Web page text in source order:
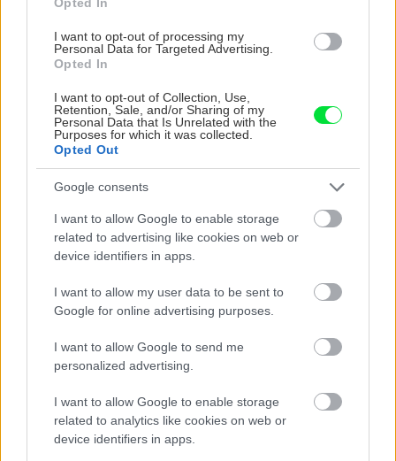
I want to opt-out of processing my
Personal Data for Targeted Advertising.
Opted In
I want to opt-out of Collection, Use,
Retention, Sale, and/or Sharing of my
Personal Data that Is Unrelated with the
Purposes for which it was collected.
Opted Out
Google consents
I want to allow Google to enable storage
related to advertising like cookies on web or
device identifiers in apps.
I want to allow my user data to be sent to
Google for online advertising purposes.
I want to allow Google to send me
personalized advertising.
I want to allow Google to enable storage
related to analytics like cookies on web or
device identifiers in apps.
ZÁHRADA
Trvalky, ktoré znesú
vysaďte na miesta, na
ktoré slnko svieti celý
levanduľa! 7 fialových
krások, ktoré rozžiaria
vašu záhradu